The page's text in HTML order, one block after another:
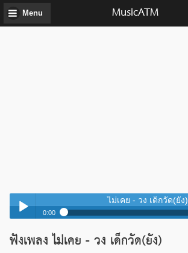
Menu MusicATM
Play /
ไม่เคย - วง เด็กวัด(ยัง)
0:00
ไม่เคย - วง เด็กวัด(ยัง)
ไม่เคย - วง เด็กวัด(ยัง)
ฟังเพลง ไม่เคย - วง เด็กวัด(ยัง)